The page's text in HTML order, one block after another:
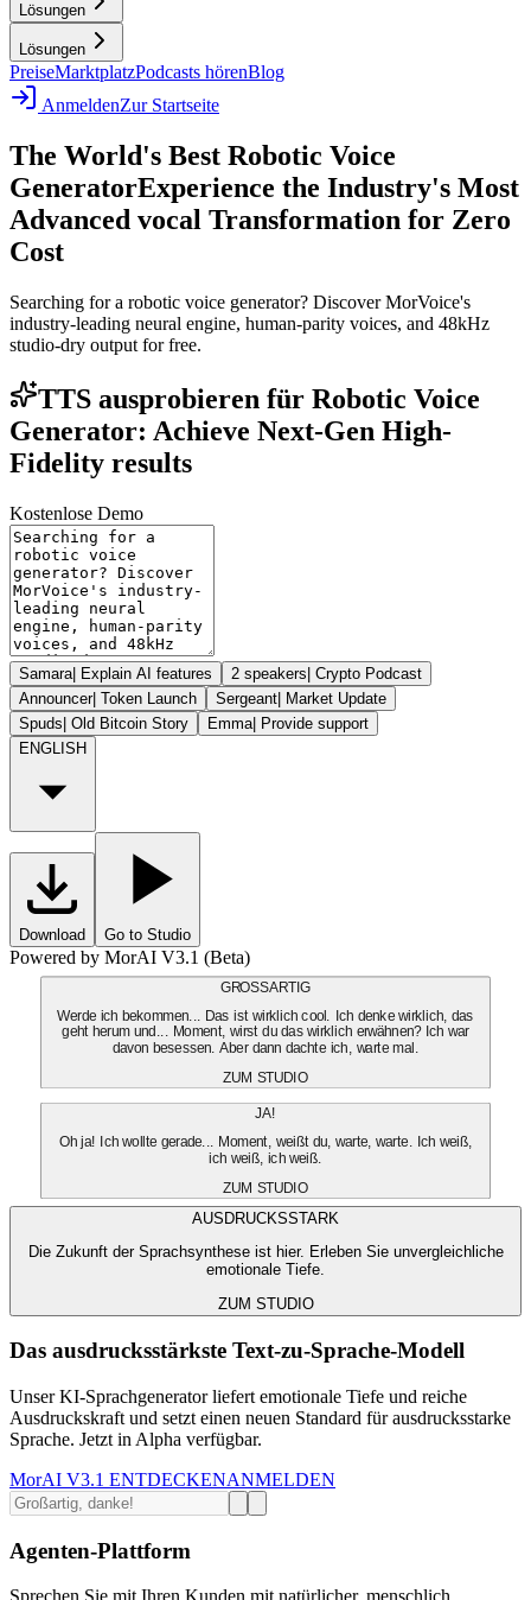
Lösungen
Lösungen
PreiseMarktplatzPodcasts hörenBlog
AnmeldenZur Startseite
The World's Best Robotic Voice
GeneratorExperience the Industry's Most
Advanced vocal Transformation for Zero
Cost
Searching for a robotic voice generator? Discover MorVoice's
industry-leading neural engine, human-parity voices, and 48kHz
studio-dry output for free.
TTS ausprobieren für Robotic Voice
Generator: Achieve Next-Gen High-
Fidelity results
Kostenlose Demo
Samara| Explain AI features 2 speakers| Crypto Podcast
Announcer| Token Launch Sergeant| Market Update
Spuds| Old Bitcoin Story Emma| Provide support
ENGLISH
Download Go to Studio
Powered by MorAI V3.1 (Beta)
GROSSARTIG
Werde ich bekommen... Das ist wirklich cool. Ich denke wirklich, das
geht herum und... Moment, wirst du das wirklich erwähnen? Ich war
davon besessen. Aber dann dachte ich, warte mal.
ZUM STUDIO
JA!
Oh ja! Ich wollte gerade... Moment, weißt du, warte, warte. Ich weiß,
ich weiß, ich weiß.
ZUM STUDIO
AUSDRUCKSSTARK
Die Zukunft der Sprachsynthese ist hier. Erleben Sie unvergleichliche
emotionale Tiefe.
ZUM STUDIO
Das ausdrucksstärkste Text-zu-Sprache-Modell
Unser KI-Sprachgenerator liefert emotionale Tiefe und reiche
Ausdruckskraft und setzt einen neuen Standard für ausdrucksstarke
Sprache. Jetzt in Alpha verfügbar.
MorAI V3.1 ENTDECKENANMELDEN
Agenten-Plattform